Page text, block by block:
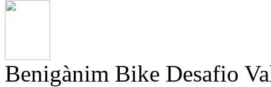
Benigànim Bike Desafio